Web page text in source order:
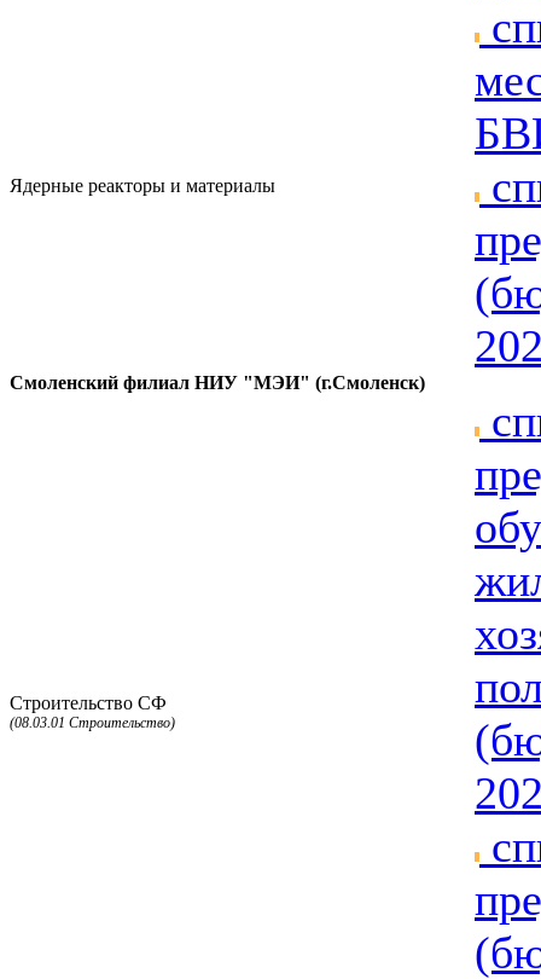
Ядерные реакторы и материалы
Смоленский филиал НИУ "МЭИ" (г.Смоленск)
Строительство СФ
(08.03.01 Строительство)